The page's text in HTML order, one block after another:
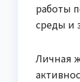
работы
среды и
Личная